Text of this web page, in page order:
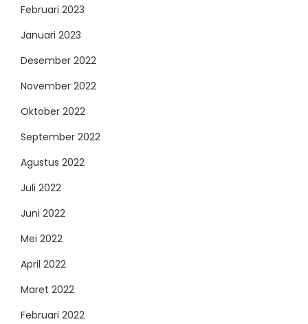
Februari 2023
Januari 2023
Desember 2022
November 2022
Oktober 2022
September 2022
Agustus 2022
Juli 2022
Juni 2022
Mei 2022
April 2022
Maret 2022
Februari 2022